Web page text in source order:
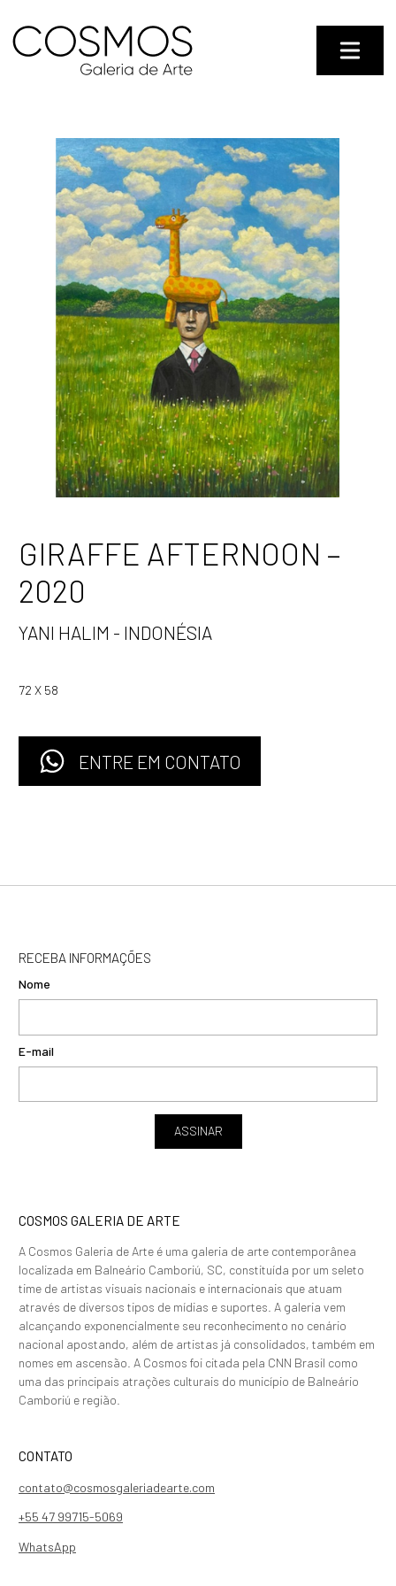
GIRAFFE AFTERNOON –
2020
YANI HALIM - INDONÉSIA
72 X 58
ENTRE EM CONTATO
RECEBA INFORMAÇÕES
Nome
E-mail
ASSINAR
COSMOS GALERIA DE ARTE
A Cosmos Galeria de Arte é uma galeria de arte contemporânea
localizada em Balneário Camboriú, SC, constituída por um seleto
time de artistas visuais nacionais e internacionais que atuam
através de diversos tipos de mídias e suportes. A galeria vem
alcançando exponencialmente seu reconhecimento no cenário
nacional apostando, além de artistas já consolidados, também em
nomes em ascensão. A Cosmos foi citada pela CNN Brasil como
uma das principais atrações culturais do município de Balneário
Camboriú e região.
CONTATO
contato@cosmosgaleriadearte.com
+55 47 99715-5069
WhatsApp